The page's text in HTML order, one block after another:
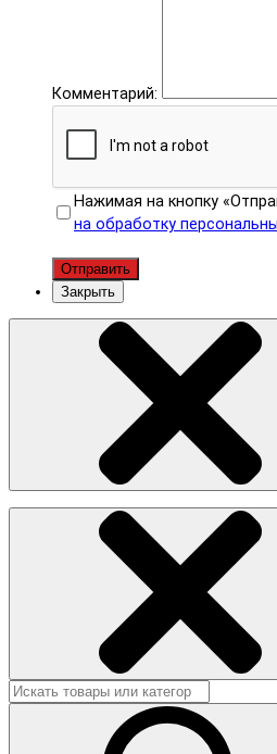
Комментарий:
Нажимая на кнопку
на обработку
Отправить
Закрыть